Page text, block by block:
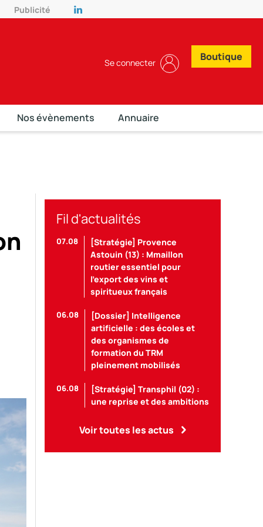
Publicité
Se connecter Boutique
Nos évènements Annuaire
Fil d'actualités
07.08
[Stratégie] Provence
Astouin (13) : Mmaillon
routier essentiel pour
l’export des vins et
spiritueux français
06.08
[Dossier] Intelligence
artificielle : des écoles et
des organismes de
formation du TRM
pleinement mobilisés
06.08
[Stratégie] Transphil (02) :
une reprise et des ambitions
Voir toutes les actus